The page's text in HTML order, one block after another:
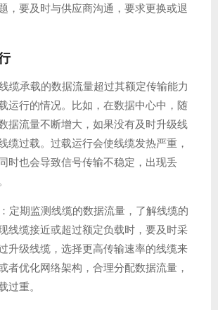
，要及时与供应商沟通，要求更换或退
缆承载的数据流量超过其额定传输能力
运行的情况。比如，在数据中心中，随
据流量不断增大，如果没有及时升级线
缆过载。过载运行会使线缆发热严重，
时也会导致信号传输不稳定，出现丢
定期监测线缆的数据流量，了解线缆的
线缆接近或超过额定负载时，要及时采
升级线缆，选择更高传输速率的线缆来
者优化网络架构，合理分配数据流量，
过重。